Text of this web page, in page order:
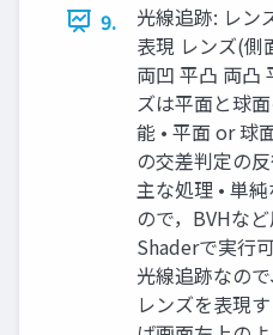
9.
光線追跡: レン
表現 レンズ(側
両凹 平凸 両凸
ズは平面と球
能 • 平面 or 球
の交差判定の
主な処理 • 単
ので，BVHな
Shaderで実行
光線追跡なの
レンズを表現